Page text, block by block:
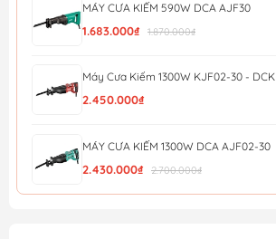
MÁY CƯA KIẾM 590W DCA AJF30
1.683.000₫ 1.870.000₫
Máy Cưa Kiếm 1300W KJF02-30 - DCK
2.450.000₫
MÁY CƯA KIẾM 1300W DCA AJF02-30
2.430.000₫ 2.700.000₫